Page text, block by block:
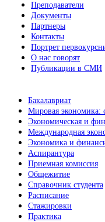
Преподаватели
Документы
Партнеры
Контакты
Портрет
О нас говорят
Публикации в СМИ
Бакалавриат
Мировая экономика:
Экономическая и
Международная
Экономика и
Аспирантура
Приемная комиссия
Общежитие
Справочник студента
Расписание
Стажировки
Практика